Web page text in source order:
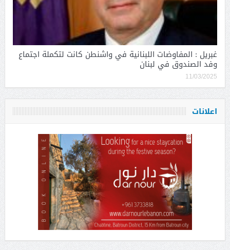
غبريل : المفاوضات اللبنانية في واشنطن كانت لتكملة اجتماع
وفد الصندوق في لبنان
11/03/2025
اعلانات